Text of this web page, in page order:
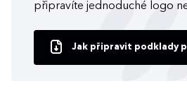
připravíte jednoduché logo
Jak připravit podklady